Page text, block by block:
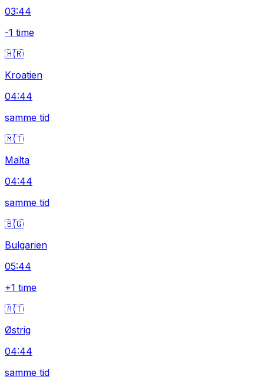
03:44
-1 time
🇭🇷
Kroatien
04:44
samme tid
🇲🇹
Malta
04:44
samme tid
🇧🇬
Bulgarien
05:44
+1 time
🇦🇹
Østrig
04:44
samme tid